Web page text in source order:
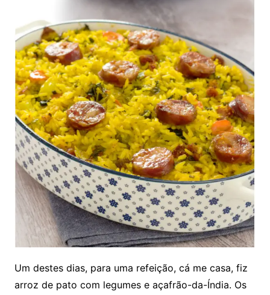
Um destes dias, para uma refeição, cá me casa, fiz
arroz de pato com legumes e açafrão-da-Índia. Os